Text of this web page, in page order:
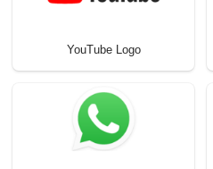
YouTube Logo